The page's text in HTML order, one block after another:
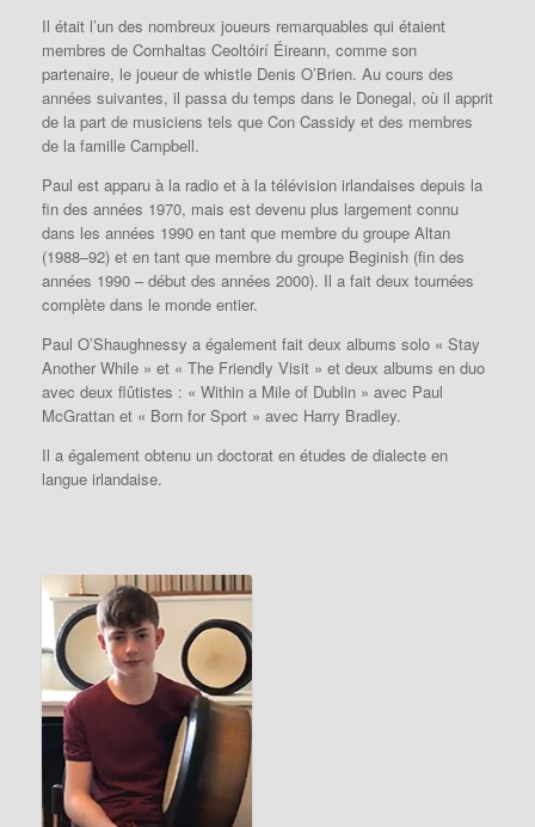
Il était l’un des nombreux joueurs remarquables qui étaient
membres de Comhaltas Ceoltóirí Éireann, comme son
partenaire, le joueur de whistle Denis O’Brien. Au cours des
années suivantes, il passa du temps dans le Donegal, où il apprit
de la part de musiciens tels que Con Cassidy et des membres
de la famille Campbell.
Paul est apparu à la radio et à la télévision irlandaises depuis la
fin des années 1970, mais est devenu plus largement connu
dans les années 1990 en tant que membre du groupe Altan
(1988–92) et en tant que membre du groupe Beginish (fin des
années 1990 – début des années 2000). Il a fait deux tournées
complète dans le monde entier.
Paul O’Shaughnessy a également fait deux albums solo « Stay
Another While » et « The Friendly Visit » et deux albums en duo
avec deux flûtistes : « Within a Mile of Dublin » avec Paul
McGrattan et « Born for Sport » avec Harry Bradley.
Il a également obtenu un doctorat en études de dialecte en
langue irlandaise.